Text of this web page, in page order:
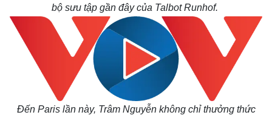
bộ sưu tập gần đây của Talbot Runhof.
Đến Paris lần này, Trâm Nguyễn không chỉ thưởng thức